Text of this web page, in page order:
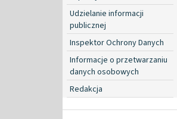
Udzielanie informacji
publicznej
Inspektor Ochrony Danych
Informacje o przetwarzaniu
danych osobowych
Redakcja